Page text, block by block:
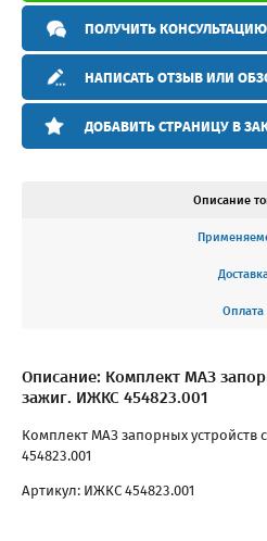
ПОЛУЧИТЬ
НАПИСАТЬ ОТЗЫВ ИЛИ
ДОБАВИТЬ СТРАНИЦУ В
Описание
Оплата
Описание: Комплект МАЗ
зажиг. ИЖКС 454823.001
Комплект МАЗ запорных устройств
454823.001
Артикул: ИЖКС 454823.001